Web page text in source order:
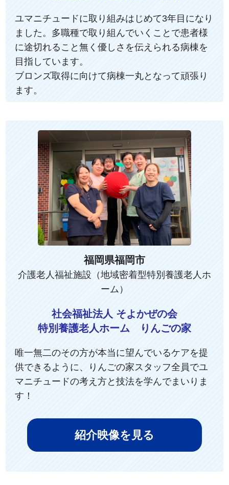
ユマニチュードに取り組みはじめて3年目になり
ました。多職種で取り組んでいくことで患者様
に途切れること無く優しさを伝えられる病棟を
目指しています。
ブロンズ取得に向けて病棟一丸となって頑張り
ます。
福岡県福岡市
介護老人福祉施設（地域密着型特別養護老人ホ
ーム）
社会福祉法人 そよかぜの会
特別養護老人ホーム りんごの家
唯一無二のその方が本当に望んでいるケアを提
供できるように、りんごの家スタッフ全員でユ
マニチュードの考え方と技法を学んでまいりま
す！
紹介映像を見る